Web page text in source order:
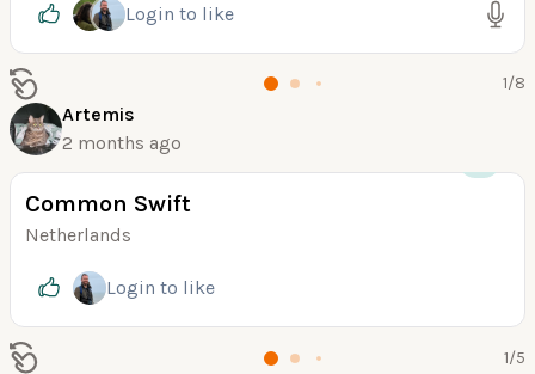
Login to like
1/8
Artemis
2 months ago
Common Swift
Netherlands
Login to like
1/5